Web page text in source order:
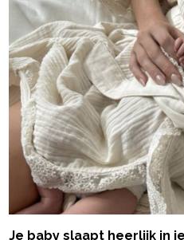
Je baby slaapt heerlijk in